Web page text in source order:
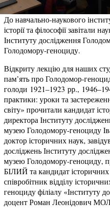
До навчально-наукового
історії та філософії завітали
Інституту дослідження
Голодомору-геноциду.
Відкриту лекцію для наших
пам’ять про Голодомор-
голоди 1921–1923 рр.,
практики: уроки та
світу» прочитали кандидат
директора Інституту
музею Голодомору-
доктор історичних наук,
досліджень Інституту
музею Голодомору-геноциду,
БІЛИЙ та кандидат
співробітник відділу
геноциду філіалу «Інституту
доцент Роман Леонідович